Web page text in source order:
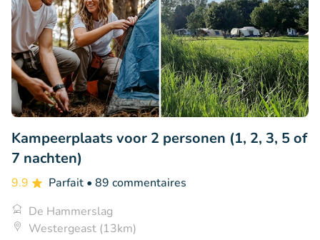
Kampeerplaats voor 2 personen (1, 2, 3, 5 of
7 nachten)
9.9 Parfait • 89 commentaires
De Hammerslag
Westergeast (13km)